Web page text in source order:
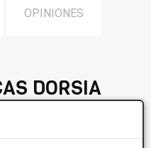
OPINIONES
DORSIA
a combatir el